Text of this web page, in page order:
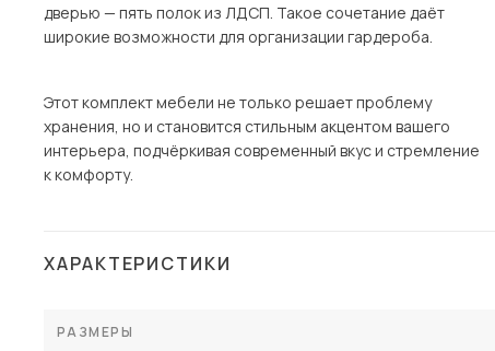
дверью — пять полок из ЛДСП. Такое сочетание даёт
широкие возможности для организации гардероба.
Этот комплект мебели не только решает проблему
хранения, но и становится стильным акцентом вашего
интерьера, подчёркивая современный вкус и стремление
к комфорту.
ХАРАКТЕРИСТИКИ
РАЗМЕРЫ